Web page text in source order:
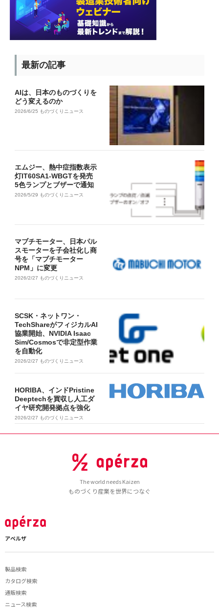
最新の記事
AIは、日本のものづくりを
どう変えるのか
2026/6/25 ものづくりニュース
エムジー、熱中症指数表示
灯IT60SA1-WBGTを発売
5色ランプとブザーで通知
2026/5/29 ものづくりニュース
マブチモーター、日本パル
スモーターを子会社化し商
号を「マブチモーター
NPM」に変更
2026/2/27 ものづくりニュース
SCSK・ネットワン・
TechShareがフィジカルAI
協業開始、NVIDIA Isaac
Sim/Cosmosで非定型作業
を自動化
2026/2/27 ものづくりニュース
HORIBA、インドPristine
Deeptechを買収し人工ダ
イヤ研究開発拠点を強化
2026/2/27 ものづくりニュース
The world needs Kaizen
ものづくり産業を世界につなぐ
アペルザ
製品検索
カタログ検索
通販検索
ニュース検索